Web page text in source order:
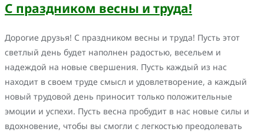
С праздником весны и труда!
Дорогие друзья! С праздником весны и труда! Пусть этот
светлый день будет наполнен радостью, весельем и
надеждой на новые свершения. Пусть каждый из нас
находит в своем труде смысл и удовлетворение, а каждый
новый трудовой день приносит только положительные
эмоции и успехи. Пусть весна пробудит в нас новые силы и
вдохновение, чтобы вы смогли с легкостью преодолевать